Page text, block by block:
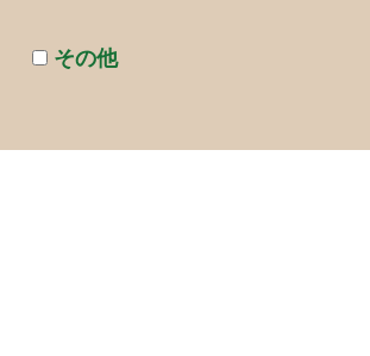
その他